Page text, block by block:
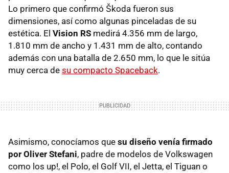
Lo primero que confirmó Škoda fueron sus
dimensiones, así como algunas pinceladas de su
estética. El Vision RS medirá 4.356 mm de largo,
1.810 mm de ancho y 1.431 mm de alto, contando
además con una batalla de 2.650 mm, lo que le sitúa
muy cerca de su compacto Spaceback.
Asimismo, conocíamos que su diseño venía firmado
por Oliver Stefani, padre de modelos de Volkswagen
como los up!, el Polo, el Golf VII, el Jetta, el Tiguan o